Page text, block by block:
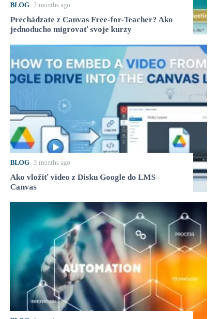
BLOG 2 months ago
Prechádzate z Canvas Free-for-Teacher? Ako
jednoducho migrovať svoje kurzy
BLOG 3 months ago
Ako vložiť video z Disku Google do LMS
Canvas